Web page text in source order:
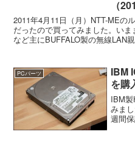
（
2011年4月11日（月）NTT-MEの
だったので買ってみました。い
など主にBUFFALO製の無線LAN
PCパーツ
IBM
を購
IBM
みま
週間